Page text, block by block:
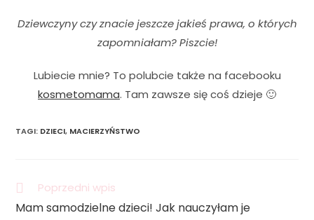
Dziewczyny czy znacie jeszcze jakieś prawa, o których
zapomniałam? Piszcie!
Lubiecie mnie? To polubcie także na facebooku
kosmetomama. Tam zawsze się coś dzieje 🙂
TAGI: DZIECI, MACIERZYŃSTWO
Poprzedni wpis
Mam samodzielne dzieci! Jak nauczyłam je